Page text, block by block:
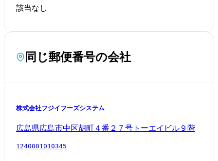
該当なし
同じ郵便番号の会社
株式会社フジイフーズシステム
広島県広島市中区胡町４番２７号トーエイビル９階
1240001010345